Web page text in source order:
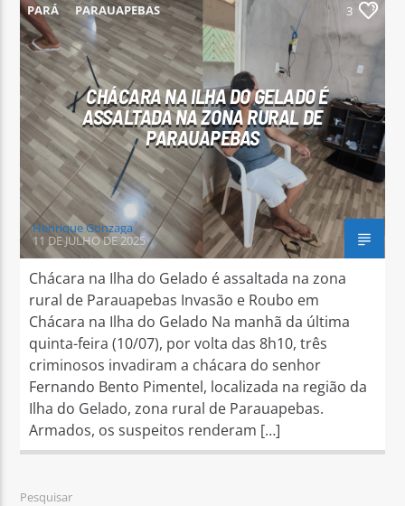
PARÁ PARAUAPEBAS 3
CHÁCARA NA ILHA DO GELADO É
ASSALTADA NA ZONA RURAL DE
PARAUAPEBAS
Henrique Gonzaga
11 DE JULHO DE 2025
Chácara na Ilha do Gelado é assaltada na zona
rural de Parauapebas Invasão e Roubo em
Chácara na Ilha do Gelado Na manhã da última
quinta-feira (10/07), por volta das 8h10, três
criminosos invadiram a chácara do senhor
Fernando Bento Pimentel, localizada na região da
Ilha do Gelado, zona rural de Parauapebas.
Armados, os suspeitos renderam […]
Pesquisar